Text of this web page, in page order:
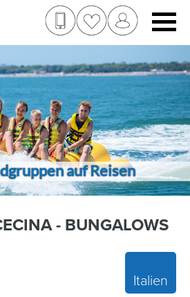
auf Reisen
- BUNGALOWS
Italien